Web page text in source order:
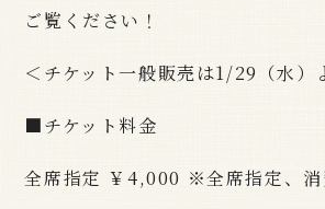
ご覧ください！
＜チケット一般販売は1/29（水）
■チケット料金
全席指定 ￥4,000 ※全席指定、消